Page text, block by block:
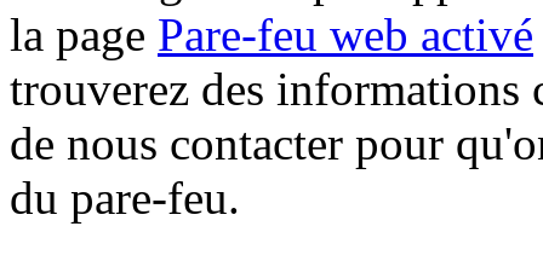
la page Pare-feu web activé
trouverez des informations
de nous contacter pour
du pare-feu.